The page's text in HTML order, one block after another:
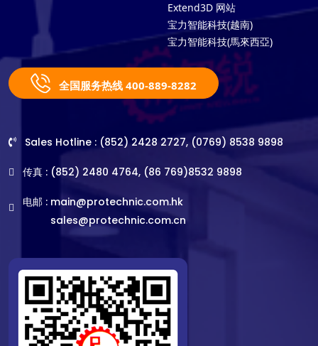
Extend3D 网站
宝力智能科技(越南)
宝力智能科技(馬來西亞)
全国服务热线 400-889-8282
Sales Hotline : (852) 2428 2727, (0769) 8538 9898
传真 : (852) 2480 4764, (86 769)8532 9898
电邮 : main@protechnic.com.hk
sales@protechnic.com.cn